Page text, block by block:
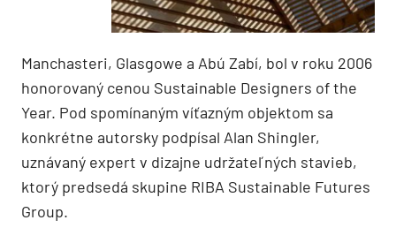
Manchasteri, Glasgowe a Abú Zabí, bol v roku 2006
honorovaný cenou Sustainable Designers of the
Year. Pod spomínaným víťazným objektom sa
konkrétne autorsky podpísal Alan Shingler,
uznávaný expert v dizajne udržateľných stavieb,
ktorý predsedá skupine RIBA Sustainable Futures
Group.